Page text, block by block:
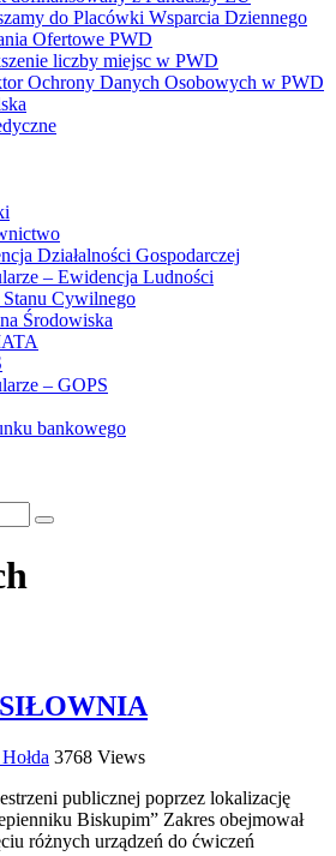
do Placówki Wsparcia Dziennego
Ofertowe PWD
liczby miejsc w PWD
Ochrony Danych Osobowych w PWD
Działalności Gospodarczej
– Ewidencja Ludności
Cywilnego
Środowiska
– GOPS
bankowego
3768 Views
publicznej poprzez lokalizację
Biskupim” Zakres obejmował
różnych urządzeń do ćwiczeń